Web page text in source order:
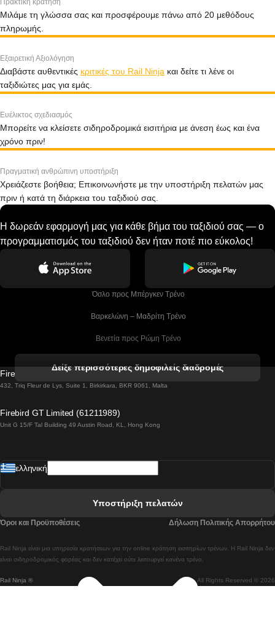
Πρακτική κράτηση
Μιλάμε τη γλώσσα σας και προσφέρουμε πάνω από 20 μεθόδους
πληρωμής.
Εξαιρετική Αξιολόγηση
Διαβάστε αυθεντικές κριτικές του Rail Ninja και δείτε τι λένε οι
ταξιδιώτες μας για εμάς.
Ευέλικτος σχεδιασμός
Μπορείτε να κλείσετε σιδηροδρομικά εισιτήρια με άνεση έως και ένα
χρόνο πριν!
Πραγματική ανθρώπινη υποστήριξη
Χρειάζεστε βοήθεια; Επικοινωνήστε με την υποστήριξη πελατών μας
πριν ή κατά τη διάρκεια του ταξιδιού σας.
Η δωρεάν εφαρμογή μας για κάθε βήμα του ταξιδιού σας — ο
προγραμματισμός του ταξιδιού δεν ήταν ποτέ πιο εύκολος!
Όσλο προς Μπέργκεν Tρένο
Βαρκελώνη – Μαδρίτη Tρένο
Βενετία προς Ρώμη Τρένο
Βιέννη προς Σάλτσμπουργκ Τρένα
Βουδαπέστη προς Πράγα Tρένο
Λισαβόνα προς Λάγος Tρένο
Λισαβόνα προς Μαδρίτη Τρένα
Δείξε περισσότερες δημοφιλείς διαδρομές
Firebird GT Limited (OC 1451)
432, Triq Fleur de Lys, Suite 1, Birkirkara, BKR 9061, Malta
Firebird GT Limited (61211989)
Unit G 15/F Tal Building 49 Austin Road, KL, Hong Kong
Rail Ninja ® All Rights Reserved © 2026
Rail Ninja είναι μια υπηρεσία κρατήσεων για την online κράτηση εισιτηρίων τρένων. Η Rail Ninja δεν
είναι σιδηροδρομικός φορέας και δεν κατέχει ούτε λειτουργεί κανένα τρένο.
ελληνική
Υποστήριξη πελατών
Όροι και Προϋποθέσεις Δήλωση Πολιτικής Απορρήτου